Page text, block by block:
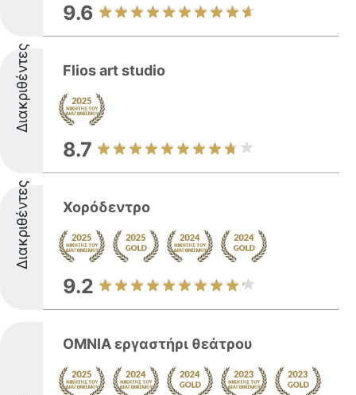
9.6
Διακριθέντες Flios art studio
8.7
Διακριθέντες Χορόδεντρο
9.2
OMNIA εργαστήρι θεάτρου